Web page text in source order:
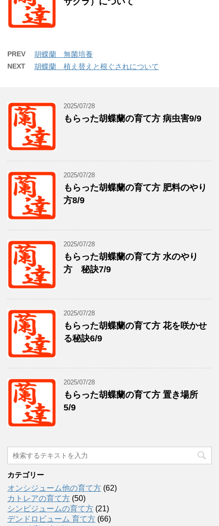
PREV 胡蝶蘭 無菌培養
NEXT 胡蝶蘭 植え替えと根ぐされについて
2025/07/28
もらった胡蝶蘭の育て方 病虫害9/9
2025/07/28
もらった胡蝶蘭の育て方 肥料のやり
方8/9
2025/07/28
もらった胡蝶蘭の育て方 水のやり
方 秘訣7/9
2025/07/28
もらった胡蝶蘭の育て方 花を咲かせ
る秘訣6/9
2025/07/28
もらった胡蝶蘭の育て方 置き場所
5/9
カテゴリー
オンシジューム他の育て方 (62)
カトレアの育て方 (50)
シンビジュームの育て方 (21)
デンドロビューム 育て方 (66)